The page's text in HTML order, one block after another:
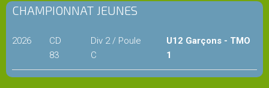
CHAMPIONNAT JEUNES
2026
CD
83
Div 2 / Poule
C
U12 Garçons - TMO
1